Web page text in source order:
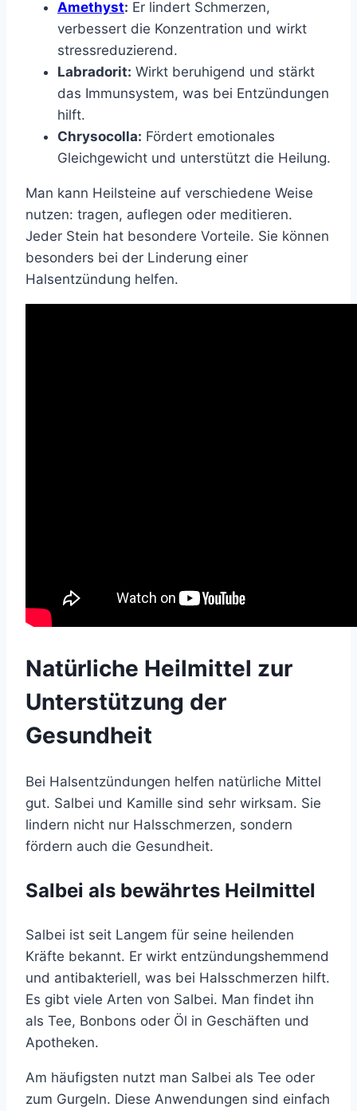
Amethyst: Er lindert Schmerzen,
verbessert die Konzentration und wirkt
stressreduzierend.
Labradorit: Wirkt beruhigend und stärkt
das Immunsystem, was bei Entzündungen
hilft.
Chrysocolla: Fördert emotionales
Gleichgewicht und unterstützt die Heilung.
Man kann Heilsteine auf verschiedene Weise
nutzen: tragen, auflegen oder meditieren.
Jeder Stein hat besondere Vorteile. Sie können
besonders bei der Linderung einer
Halsentzündung helfen.
Natürliche Heilmittel zur
Unterstützung der
Gesundheit
Bei Halsentzündungen helfen natürliche Mittel
gut. Salbei und Kamille sind sehr wirksam. Sie
lindern nicht nur Halsschmerzen, sondern
fördern auch die Gesundheit.
Salbei als bewährtes Heilmittel
Salbei ist seit Langem für seine heilenden
Kräfte bekannt. Er wirkt entzündungshemmend
und antibakteriell, was bei Halsschmerzen hilft.
Es gibt viele Arten von Salbei. Man findet ihn
als Tee, Bonbons oder Öl in Geschäften und
Apotheken.
Am häufigsten nutzt man Salbei als Tee oder
zum Gurgeln. Diese Anwendungen sind einfach